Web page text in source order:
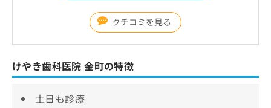
クチコミを見る
けやき歯科医院 金町の特徴
土日も診療